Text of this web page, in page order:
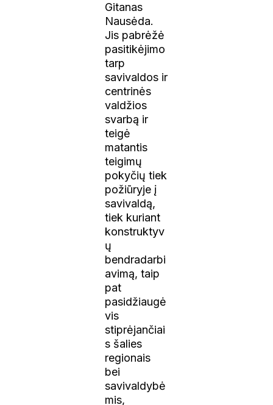
Gitanas
Nausėda.
Jis pabrėžė
pasitikėjimo
tarp
savivaldos ir
centrinės
valdžios
svarbą ir
teigė
matantis
teigimų
pokyčių tiek
požiūryje į
savivaldą,
tiek kuriant
konstruktyv
ų
bendradarbi
avimą, taip
pat
pasidžiaugė
vis
stiprėjančiai
s šalies
regionais
bei
savivaldybė
mis,